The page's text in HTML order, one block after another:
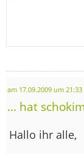
am 17.09.2009 um
... hat
Hallo ihr alle,